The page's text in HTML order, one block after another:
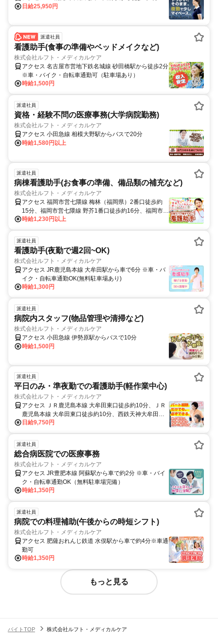
日給25,950円
派遣社員
看護助手(食事の準備やベッドメイクなど)
株式会社ルフト・メディカルケア
時給1,500円
アクセス 名古屋市営地下鉄名城線 砂田橋駅から徒歩2分
※車・バイク・自転車通勤可（駐車場あり）
派遣社員
資格・経験不問の医療事務(大学病院勤務)
株式会社ルフト・メディカルケア
時給1,580円以上
アクセス 小田急線 相模大野駅からバスで20分
派遣社員
病棟看護助手(お食事の準備、備品類の補充など)
株式会社ルフト・メディカルケア
時給1,230円以上
アクセス 福岡市営七隈線 梅林（福岡県）2番口徒歩約
15分、福岡市営七隈線 野芥1番口徒歩約16分、福岡市営
七隈線 福大前1番口徒歩約25分 福岡市地下鉄七隈線 野
芥駅から徒歩で18分｜ 西鉄バス 野芥4丁目バス停から
徒歩でスグ ※車通勤可
派遣社員
看護助手(夜勤で週2回~OK)
株式会社ルフト・メディカルケア
時給1,300円
アクセス JR鹿児島本線 大牟田駅から車で6分 ※車・バ
イク・自転車通勤OK(無料駐車場あり)
派遣社員
病院内スタッフ(物品管理や清掃など)
株式会社ルフト・メディカルケア
時給1,500円
アクセス 小田急線 伊勢原駅からバスで10分
派遣社員
平日のみ・準夜勤での看護助手(軽作業中心)
株式会社ルフト・メディカルケア
日給9,750円
アクセス ＪＲ鹿児島本線 大牟田東口徒歩約10分、ＪＲ
鹿児島本線 大牟田東口徒歩約10分、西鉄天神大牟田線
新栄町（福岡県）徒歩約23分 ＪＲ・西鉄/大牟田駅より
徒歩10分、車・バイク・自転車通勤OK、無料駐車場完
備、ガソリン代規定支給
派遣社員
総合病医院での医療事務
株式会社ルフト・メディカルケア
時給1,350円
アクセス JR豊肥本線 阿蘇駅から車で約2分 ※車・バイ
ク・自転車通勤OK（無料駐車場完備）
派遣社員
病院での料理補助(午後からの時短シフト)
株式会社ルフト・メディカルケア
時給1,350円
アクセス 肥薩おれんじ鉄道 水俣駅から車で約4分※車通
勤可
もっと見る
バイトTOP 株式会社ルフト・メディカルケア